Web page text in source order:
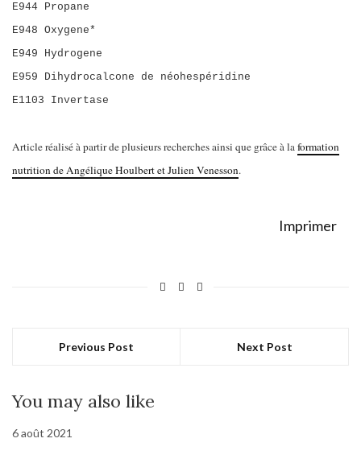
E944 Propane
E948 Oxygene*
E949 Hydrogene
E959 Dihydrocalcone de néohespéridine
E1103 Invertase
Article réalisé à partir de plusieurs recherches ainsi que grâce à laformation
nutrition de Angélique Houlbert et Julien Venesson.
Imprimer
Previous Post Next Post
You may also like
6 août 2021